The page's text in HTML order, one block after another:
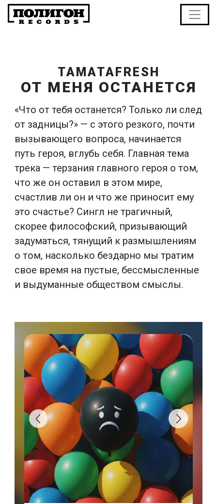
TAMATAFRESH
ОТ МЕНЯ ОСТАНЕТСЯ
«Что от тебя останется? Только ли след
от задницы?» — с этого резкого, почти
вызывающего вопроса, начинается
путь героя, вглубь себя. Главная тема
трека — терзания главного героя о том,
что же он оставил в этом мире,
счастлив ли он и что же приносит ему
это счастье? Сингл не трагичный,
скорее философский, призывающий
задуматься, тянущий к размышлениям
о том, насколько бездарно мы тратим
свое время на пустые, бессмысленные
и выдуманные обществом смыслы.